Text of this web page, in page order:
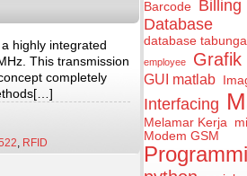
highly integrated
This transmission
completely
, RFID
Barcode Billing
Database
database
employee
Grafik
GUI matlab
Interfacing
Melamar Kerja
Modem GSM